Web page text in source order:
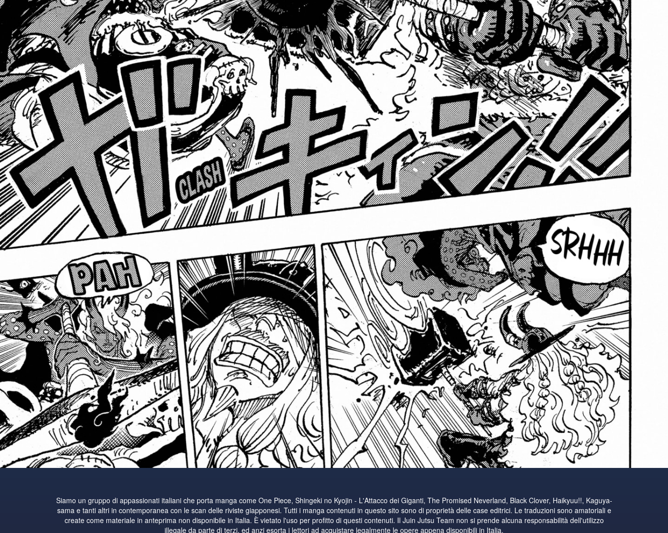
Siamo un gruppo di appassionati italiani che porta manga come One Piece, Shingeki no Kyojin - L'Attacco dei Giganti, The Promised Neverland, Black Clover, Haikyuu!!, Kaguya-
sama e tanti altri in contemporanea con le scan delle riviste giapponesi. Tutti i manga contenuti in questo sito sono di proprietà delle case editrici. Le traduzioni sono amatoriali e
create come materiale in anteprima non disponibile in Italia. È vietato l'uso per profitto di questi contenuti. Il Juin Jutsu Team non si prende alcuna responsabilità dell'utilizzo
illegale da parte di terzi, ed anzi esorta i lettori ad acquistare legalmente le opere appena disponibili in Italia.